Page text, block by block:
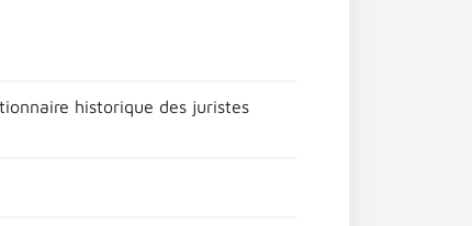
historique des juristes